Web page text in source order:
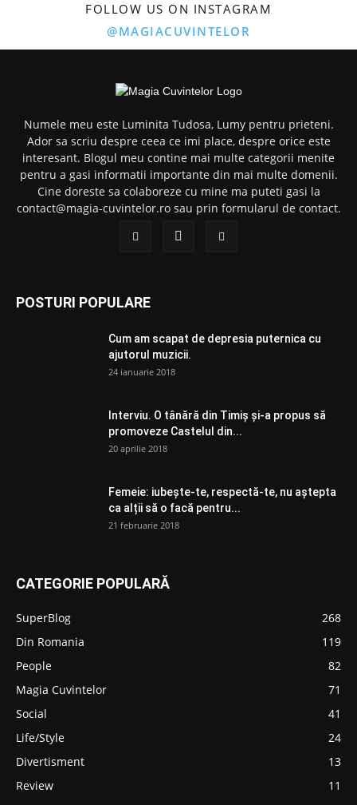
FOLLOW US ON INSTAGRAM
@MAGIACUVINTELOR
Numele meu este Luminita Tudosa, Lumy pentru prieteni.
Ador sa scriu despre ceea ce imi place, despre orice este
interesant. Blogul meu contine mai multe categorii menite
pentru a gasi informatii importante din mai multe domenii.
Cine doreste sa colaboreze cu mine ma puteti gasi la
contact@magia-cuvintelor.ro sau prin formularul de contact.
POSTURI POPULARE
Cum am scapat de depresia puternica cu
ajutorul muzicii.
24 ianuarie 2018
Interviu. O tânără din Timiș și-a propus să
promoveze Castelul din...
20 aprilie 2018
Femeie: iubește-te, respectă-te, nu aștepta
ca alții să o facă pentru...
21 februarie 2018
CATEGORIE POPULARĂ
SuperBlog
268
Din Romania
119
People
82
Magia Cuvintelor
71
Social
41
Life/Style
24
Divertisment
13
Review
11